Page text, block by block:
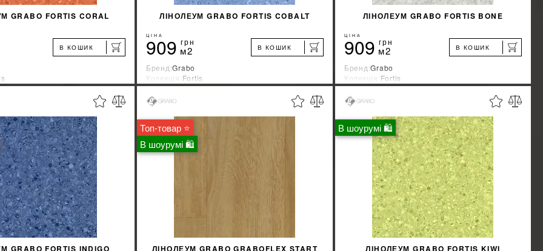
GRABO FORTIS CORAL
В КОШИК
Венгрия
%
КУПИТИ
ЛІНОЛЕУМ GRABO FORTIS COBALT
ЦІНА
909 грн
м2 В КОШИК
Бренд:Grabo
Колекція:Fortis
Країна-виробник:Венгрия
%
КУПИТИ
ЛІНОЛЕУМ GRABO FORTIS BONE
ЦІНА
909 грн
м2 В КОШИК
Бренд:Grabo
Колекція:Fortis
Країна-виробник:Венгрия
%
КУПИТИ
GRABO FORTIS INDIGO
Топ-товар ⭐
В шоурумі 🛍
ЛІНОЛЕУМ GRABO GRABOFLEX START
В шоурумі 🛍
ЛІНОЛЕУМ GRABO FORTIS KIWI